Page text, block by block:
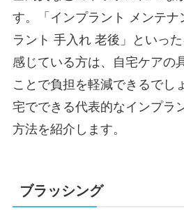
す。「インプラント メンテ
ラント 手入れ 老後」といっ
感じている方は、自宅ケアの
ことで負担を軽減できるでし
宅でできる代表的なインプラ
方法を紹介します。
ブラッシング